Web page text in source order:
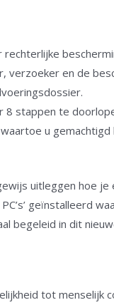
en de
8 stappen te
u gemachtigd
uitleggen hoe
geïnstalleerd
begeleid in dit
tot menselijk